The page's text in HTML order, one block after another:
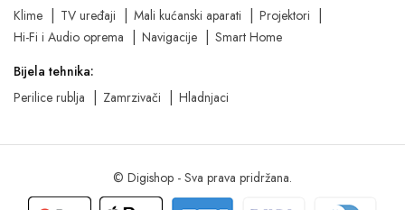
Klime
TV uređaji Mali kućanski aparati
Projektori
Hi-Fi i Audio oprema
Navigacije
Smart Home
Bijela tehnika:
Perilice rublja
Zamrzivači Hladnjaci
© Digishop - Sva prava pridržana.